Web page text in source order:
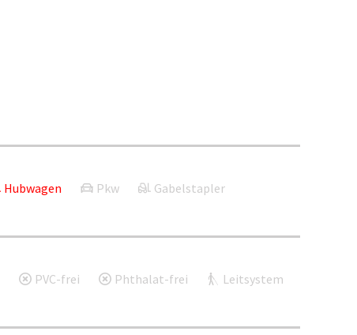
Hubwagen Pkw Gabelstapler
PVC-frei Phthalat-frei Leitsystem